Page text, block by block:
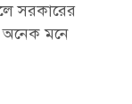
সরকারের
মনে